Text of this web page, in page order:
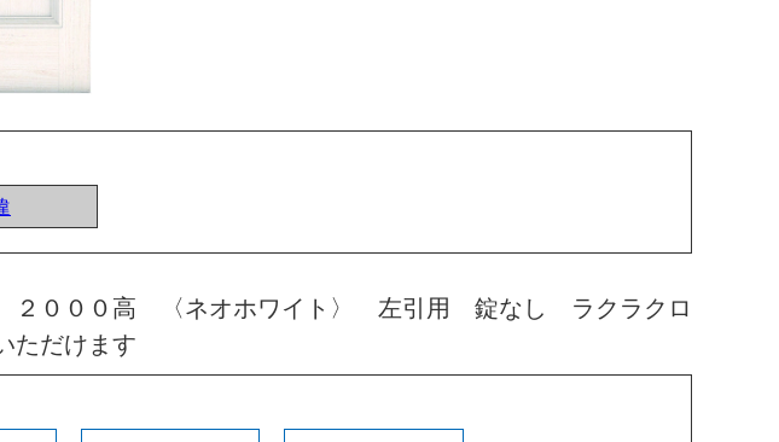
０００高 〈ネオホワイト〉 左引用 錠なし ラクラクロ
ただけます